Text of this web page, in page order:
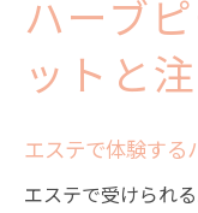
ハーブ
ットと
エステで体験する
エステで受けられ